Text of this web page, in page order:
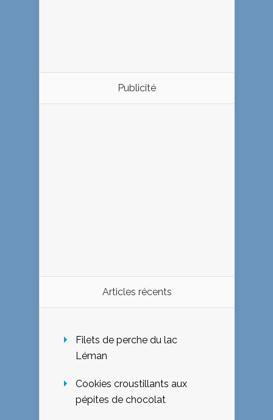
Publicité
Articles récents
Filets de perche du lac
Léman
Cookies croustillants aux
pépites de chocolat